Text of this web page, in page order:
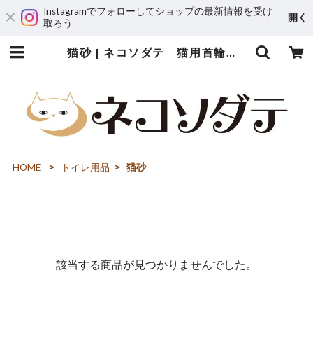
Instagramでフォローしてショップの最新情報を受け
取ろう
開く
猫砂 | ネコソダテ 猫用首輪専門店～猫の首輪・迷子札・猫用品・猫雑貨～
HOME トイレ用品 猫砂
該当する商品が見つかりませんでした。